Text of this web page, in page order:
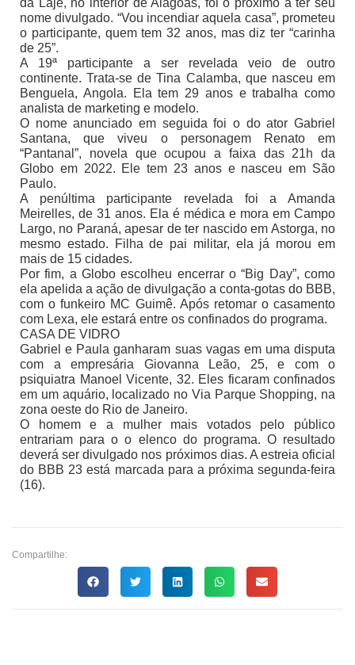
nome divulgado. “Vou incendiar aquela casa”, prometeu
o participante, quem tem 32 anos, mas diz ter “carinha
de 25”.
A 19ª participante a ser revelada veio de outro
continente. Trata-se de Tina Calamba, que nasceu em
Benguela, Angola. Ela tem 29 anos e trabalha como
analista de marketing e modelo.
O nome anunciado em seguida foi o do ator Gabriel
Santana, que viveu o personagem Renato em
“Pantanal”, novela que ocupou a faixa das 21h da
Globo em 2022. Ele tem 23 anos e nasceu em São
Paulo.
A penúltima participante revelada foi a Amanda
Meirelles, de 31 anos. Ela é médica e mora em Campo
Largo, no Paraná, apesar de ter nascido em Astorga, no
mesmo estado. Filha de pai militar, ela já morou em
mais de 15 cidades.
Por fim, a Globo escolheu encerrar o “Big Day”, como
ela apelida a ação de divulgação a conta-gotas do BBB,
com o funkeiro MC Guimê. Após retomar o casamento
com Lexa, ele estará entre os confinados do programa.
CASA DE VIDRO
Gabriel e Paula ganharam suas vagas em uma disputa
com a empresária Giovanna Leão, 25, e com o
psiquiatra Manoel Vicente, 32. Eles ficaram confinados
em um aquário, localizado no Via Parque Shopping, na
zona oeste do Rio de Janeiro.
O homem e a mulher mais votados pelo público
entrariam para o o elenco do programa. O resultado
deverá ser divulgado nos próximos dias. A estreia oficial
do BBB 23 está marcada para a próxima segunda-feira
(16).
Compartilhe: